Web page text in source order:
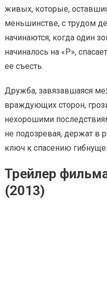
живых, которые,
меньшинстве, с трудом
начинаются, когда один
начиналось на «Р»,
ее съесть.
Дружба, завязавшаяся
враждующих сторон,
нехорошими
не подозревая, держат в
ключ к спасению
Трейлер
(2013)